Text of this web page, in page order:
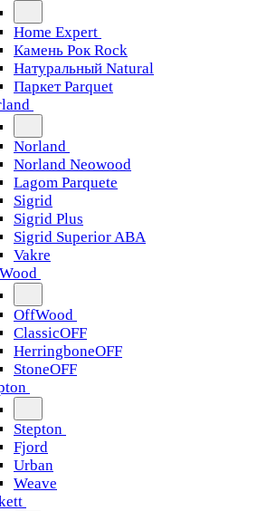
Home Expert
Камень Рок Rock
Натуральный Natural
Паркет Parquet
Norland
Norland Neowood
Lagom Parquete
Sigrid
Sigrid Plus
Sigrid Superior ABA
Vakre
OffWood
ClassicOFF
HerringboneOFF
StoneOFF
Stepton
Fjord
Urban
Weave